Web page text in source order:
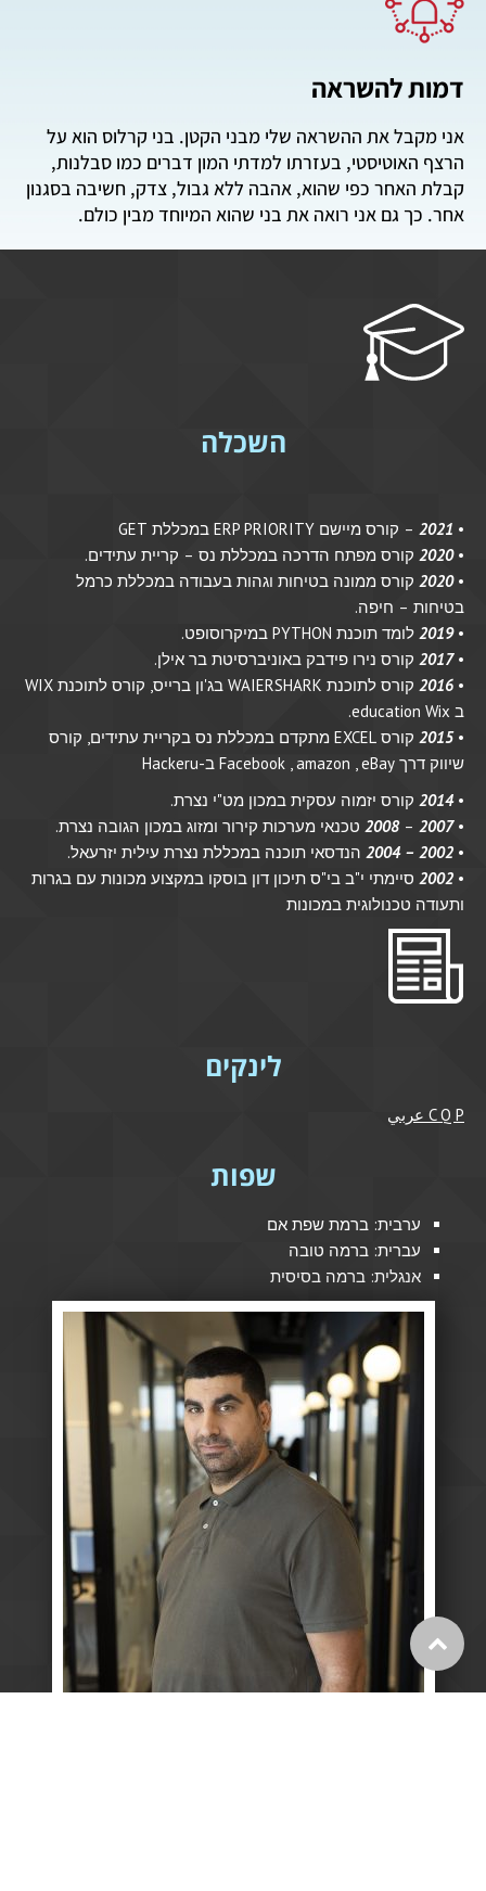
דמות להשראה
אני מקבל את ההשראה שלי מבני הקטן. בני קרלוס הוא על
הרצף האוטיסטי, בעזרתו למדתי המון דברים כמו סבלנות,
קבלת האחר כפי שהוא, אהבה ללא גבול, צדק, חשיבה בסגנון
אחר. כך גם אני רואה את בני שהוא המיוחד מבין כולם.
השכלה
•
– קורס מיישם ERP PRIORITY במכללת GET
•
2020 קורס מפתח הדרכה במכללת נס – קריית עתידים.
•
2020 קורס ממונה בטיחות וגהות בעבודה במכללת כרמל
בטיחות – חיפה.
•
2019 לומד תוכנת PYTHON במיקרוסופט.
•
2017 קורס נירו פידבק באוניברסיטת בר אילן.
•
2016
קורס לתוכנת WAIERSHARK בג'ון ברייס, קורס לתוכנת WIX
ב education Wix.
•
2015
קורס EXCEL מתקדם במכללת נס בקריית עתידים, קורס
שיווק דרך Facebook , amazon , eBay ב-
Hackeru
•
2014 קורס יזמוה עסקית במכון מט"י נצרת.
•
2007
–
2008 טכנאי מערכות קירור ומזוג במכון הגובה נצרת.
•
2002 – 2004
הנדסאי תוכנה במכללת נצרת עילית יזרעאל.
•
2002 סיימתי י"ב בי"ס תיכון דון בוסקו במקצוע מכונות עם בגרות
ותעודה טכנולוגית במכונות
לינקים
C Q P عربي
שפות
ערבית: ברמת שפת אם
עברית: ברמה טובה
אנגלית: ברמה בסיסית
גלילה
לראש
העמוד